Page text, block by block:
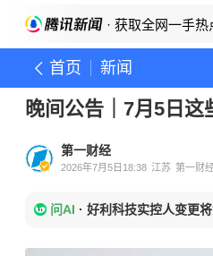
· 获取全网一手热
首页 新闻
晚间公告｜7月5日这
第一财经
2026年7月5日18:38 江苏 第一财
问AI · 好利科技实控人变更